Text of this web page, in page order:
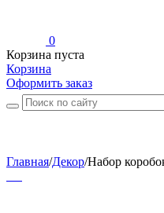
0
Корзина пуста
Корзина
Оформить заказ
Главная/Декор/Набор